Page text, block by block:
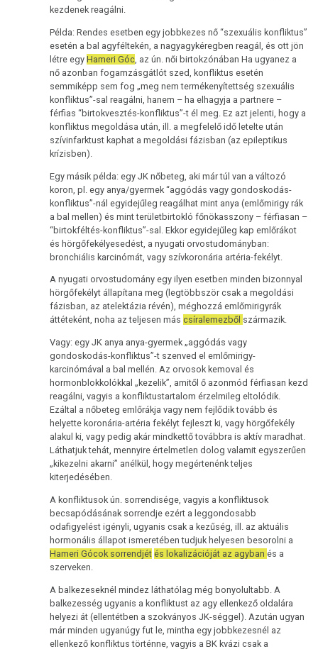
kezdenek reagálni.
Példa: Rendes esetben egy jobbkezes nő “szexuális konfliktus”
esetén a bal agyféltekén, a nagyagykéregben reagál, és ott jön
létre egyHameri Góc , az ún. női birtokzónában Ha ugyanez a
nő azonban fogamzásgátlót szed, konfliktus esetén
semmiképp sem fog „meg nem termékenyítettség szexuális
konfliktus”-sal reagálni, hanem – ha elhagyja a partnere –
férfias “birtokvesztés-konfliktus”-t él meg. Ez azt jelenti, hogy a
konfliktus megoldása után, ill. a megfelelő idő letelte után
szívinfarktust kaphat a megoldási fázisban (az epileptikus
krízisben).
Egy másik példa: egy JK nőbeteg, aki már túl van a változó
koron, pl. egy anya/gyermek “aggódás vagy gondoskodás-
konfliktus”-nál egyidejűleg reagálhat mint anya (emlőmirigy rák
a bal mellen) és mint területbirtokló főnökasszony – férfiasan –
“birtokféltés-konfliktus”-sal. Ekkor egyidejűleg kap emlőrákot
és hörgőfekélyesedést, a nyugati orvostudományban:
bronchiális karcinómát, vagy szívkoronária artéria-fekélyt.
A nyugati orvostudomány egy ilyen esetben minden bizonnyal
hörgőfekélyt állapítana meg (legtöbbször csak a megoldási
fázisban, az atelektázia révén), méghozzá emlőmirigyrák
áttéteként, noha az teljesen máscsíralemezből származik.
Vagy: egy JK anya anya-gyermek „aggódás vagy
gondoskodás-konfliktus”-t szenved el emlőmirigy-
karcinómával a bal mellén. Az orvosok kemoval és
hormonblokkolókkal „kezelik”, amitől ő azonmód férfiasan kezd
reagálni, vagyis a konfliktustartalom érzelmileg eltolódik.
Ezáltal a nőbeteg emlőrákja vagy nem fejlődik tovább és
helyette koronária-artéria fekélyt fejleszt ki, vagy hörgőfekély
alakul ki, vagy pedig akár mindkettő továbbra is aktív maradhat.
Láthatjuk tehát, mennyire értelmetlen dolog valamit egyszerűen
„kikezelni akarni” anélkül, hogy megértenénk teljes
kiterjedésében.
A konfliktusok ún. sorrendisége, vagyis a konfliktusok
becsapódásának sorrendje ezért a leggondosabb
odafigyelést igényli, ugyanis csak a kezűség, ill. az aktuális
hormonális állapot ismeretében tudjuk helyesen besorolni a
Hameri Gócok sorrendjét és lokalizációját az agybanés a
szerveken.
A balkezeseknél mindez láthatólag még bonyolultabb. A
balkezesség ugyanis a konfliktust az agy ellenkező oldalára
helyezi át (ellentétben a szokványos JK-séggel). Azután ugyan
már minden ugyanúgy fut le, mintha egy jobbkezesnél az
ellenkező konfliktus történne, vagyis a BK kvázi csak a